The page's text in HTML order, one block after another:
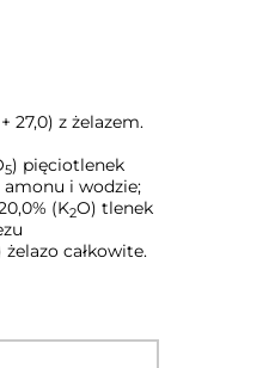
27,0) z żelazem.
5) pięciotlenek
i wodzie;
(K2O) tlenek
całkowite.